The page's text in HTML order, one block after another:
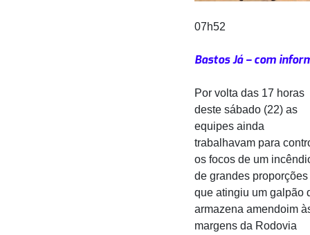
07h52
Bastos Já – com
Por volta das 17 horas
deste sábado (22) as
equipes ainda
trabalhavam para
os focos de um
de grandes proporções
que atingiu um galpão
armazena amendoim
margens da Rodovia